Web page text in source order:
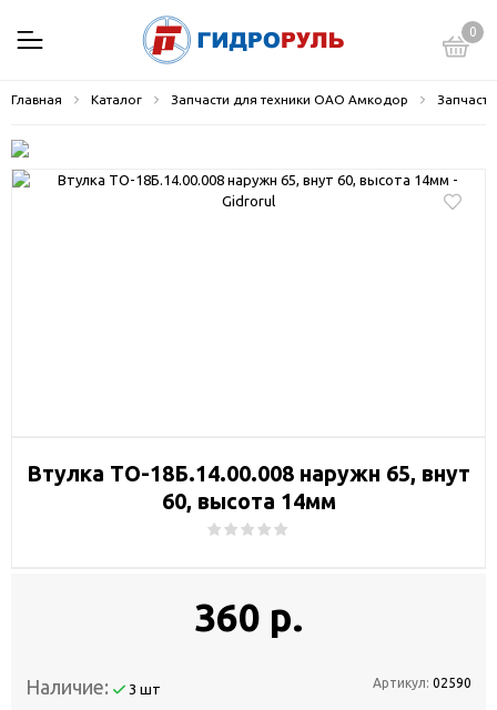
0
Главная Каталог Запчасти для техники ОАО Амкодор
Втулка ТО-18Б.14.00.008 наружн 65, внут
60, высота 14мм
360 р.
Наличие: 3 шт Артикул: 02590